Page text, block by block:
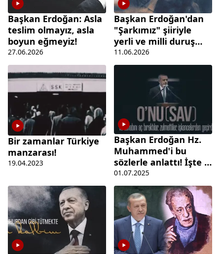
Başkan Erdoğan: Asla
teslim olmayız, asla
boyun eğmeyiz!
27.06.2026
Başkan Erdoğan'dan
"Şarkımız" şiiriyle
yerli ve milli duruş
vurgusu
11.06.2026
Bir zamanlar Türkiye
manzarası!
19.04.2023
Başkan Erdoğan Hz.
Muhammed'i bu
sözlerle anlattı! İşte o
video klip
01.07.2025